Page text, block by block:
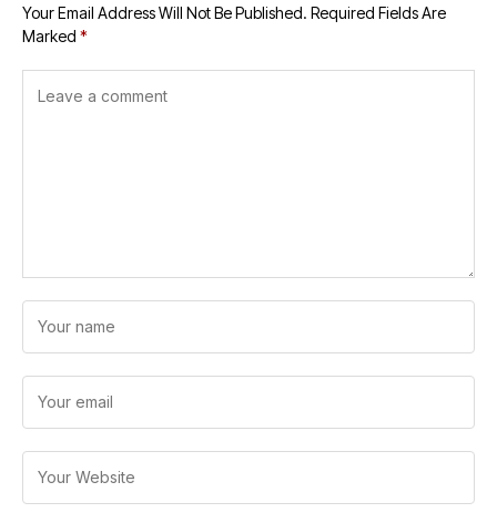
Your Email Address Will Not Be Published. Required Fields Are
Marked *